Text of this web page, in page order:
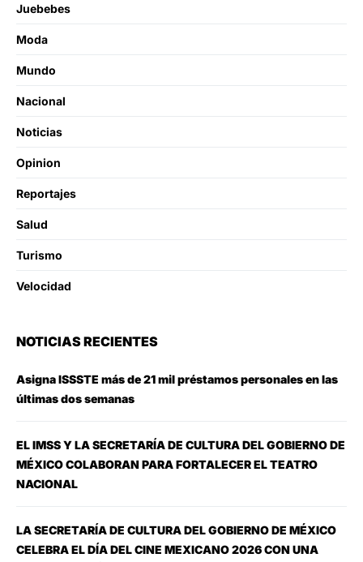
Juebebes
Moda
Mundo
Nacional
Noticias
Opinion
Reportajes
Salud
Turismo
Velocidad
NOTICIAS RECIENTES
Asigna ISSSTE más de 21 mil préstamos personales en las
últimas dos semanas
EL IMSS Y LA SECRETARÍA DE CULTURA DEL GOBIERNO DE
MÉXICO COLABORAN PARA FORTALECER EL TEATRO
NACIONAL
LA SECRETARÍA DE CULTURA DEL GOBIERNO DE MÉXICO
CELEBRA EL DÍA DEL CINE MEXICANO 2026 CON UNA